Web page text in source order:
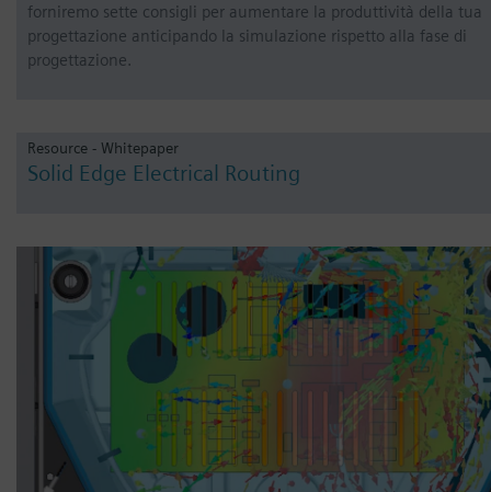
forniremo sette consigli per aumentare la produttività della tua
progettazione anticipando la simulazione rispetto alla fase di
progettazione.
Resource - Whitepaper
Solid Edge Electrical Routing